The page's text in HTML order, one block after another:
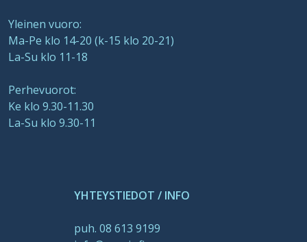
Yleinen vuoro:
Ma-Pe klo 14-20 (k-15 klo 20-21)
La-Su klo 11-18
Perhevuorot:
Ke klo 9.30-11.30
La-Su klo 9.30-11
YHTEYSTIEDOT / INFO
puh. 08 613 9199